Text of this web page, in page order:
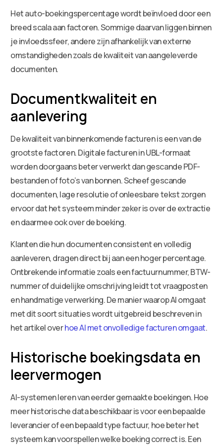
Het auto-boekingspercentage wordt beïnvloed door een
breed scala aan factoren. Sommige daarvan liggen binnen
je invloedssfeer, andere zijn afhankelijk van externe
omstandigheden zoals de kwaliteit van aangeleverde
documenten.
Documentkwaliteit en
aanlevering
De kwaliteit van binnenkomende facturen is een van de
grootste factoren. Digitale facturen in UBL-formaat
worden doorgaans beter verwerkt dan gescande PDF-
bestanden of foto’s van bonnen. Scheef gescande
documenten, lage resolutie of onleesbare tekst zorgen
ervoor dat het systeem minder zeker is over de extractie
en daarmee ook over de boeking.
Klanten die hun documenten consistent en volledig
aanleveren, dragen direct bij aan een hoger percentage.
Ontbrekende informatie zoals een factuurnummer, BTW-
nummer of duidelijke omschrijving leidt tot vraagposten
en handmatige verwerking. De manier waarop AI omgaat
met dit soort situaties wordt uitgebreid beschreven in
het artikel overhoe AI met onvolledige facturen omgaat.
Historische boekingsdata en
leervermogen
AI-systemen leren van eerder gemaakte boekingen. Hoe
meer historische data beschikbaar is voor een bepaalde
leverancier of een bepaald type factuur, hoe beter het
systeem kan voorspellen welke boeking correct is. Een